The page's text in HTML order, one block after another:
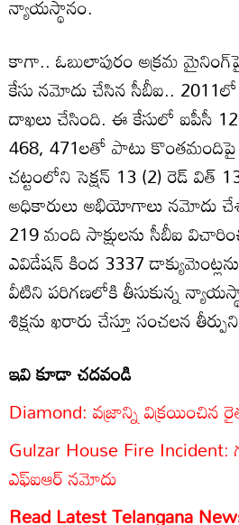
న్యాయస్థానం.
కాగా.. ఓబులాపురం అక్రమ
కేసు నమోదు చేసిన సీబీఐ..
దాఖలు చేసింది. ఈ కేసులో ఐపీసీ
468, 471లతో పాటు
చట్టంలోని సెక్షన్ 13 (2) రెడ్ విత్
అధికారులు అభియోగాలు నమోదు
219 మంది సాక్షులను సీబీఐ
ఎవిడేషన్ కింద 3337
వీటిని పరిగణలోకి తీసుకున్న
శిక్షను ఖరారు చేస్తూ సంచలన
ఇవి కూడా చదవండి
Diamond: వజ్రాన్ని విక్రయించిన
Gulzar House Fire
ఎఫ్‌ఐఆర్ నమోదు
Read LatestTelangana